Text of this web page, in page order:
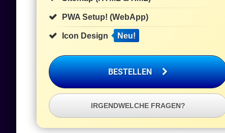
PWA Setup! (WebApp)
Icon Design Neu!
BESTELLEN
IRGENDWELCHE FRAGEN?